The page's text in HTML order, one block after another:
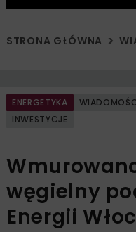
STRONA GŁÓWNA
ENERGETYKA
INWESTYCJE
węgielny
Energii